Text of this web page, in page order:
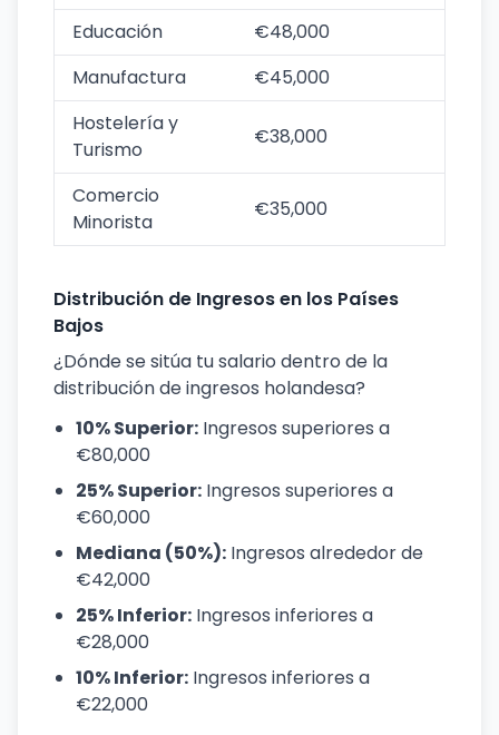
Educación
€48,000
Manufactura
€45,000
Hostelería y
Turismo
€38,000
Comercio
Minorista
€35,000
Distribución de Ingresos en los Países
Bajos
¿Dónde se sitúa tu salario dentro de la
distribución de ingresos holandesa?
10% Superior: Ingresos superiores a
€80,000
25% Superior: Ingresos superiores a
€60,000
Mediana (50%): Ingresos alrededor de
€42,000
25% Inferior: Ingresos inferiores a
€28,000
10% Inferior: Ingresos inferiores a
€22,000